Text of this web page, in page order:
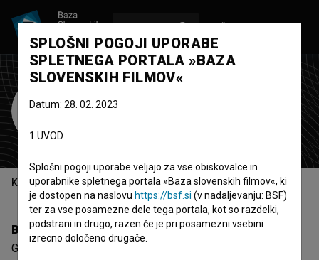
Grega Kalinski
Kazalo
Biografija
Grega Kalinski je nastopajoči. Najnovejša projekta, kjer je
SPLOŠNI POGOJI UPORABE
SPLETNEGA PORTALA »BAZA
SLOVENSKIH FILMOV«
Datum: 28. 02. 2023
1.UVOD
Splošni pogoji uporabe veljajo za vse obiskovalce in
uporabnike spletnega portala »Baza slovenskih filmov«, ki
je dostopen na naslovu https://bsf.si (v nadaljevanju: BSF)
ter za vse posamezne dele tega portala, kot so razdelki,
podstrani in drugo, razen če je pri posamezni vsebini
izrecno določeno drugače.